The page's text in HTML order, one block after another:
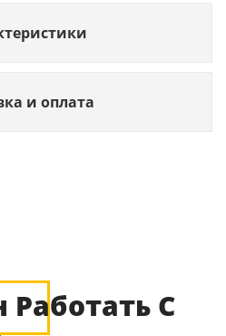
и оплата
Работать С